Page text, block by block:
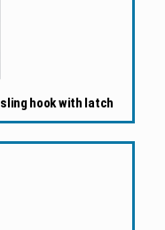
hook with latch